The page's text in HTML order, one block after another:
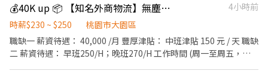
$275~285H ✅楊梅倉(休日一) 晚班18:00~03:00$260~270/H 晚8班
20:00~05:00 $280~285/H 大夜班00:00~09:00 $275~300/H ✅高鐵
$215~230/H 大夜班00:00-09:00 $275~290/H ✅威獅倉(排休) 早班
07:00-16:00 $215~230/H 早班08:00-17:00 $215~230/H 晚4班
16:00-01:00 $270/H~280/H 夜10班22:00-07:00 $275~290/H 排
夜班20:00-05:30 加班06:00-08:00 ---------------------------------
--------- ▪️交通車: 桃園高鐵 民權西路捷運站 ▪️提供日領、週領 ▪️
無經驗可，工作內容簡易好上手 ▪️免費供餐、免無塵服 ▪️書審報名
快速上工、長期穩定 ▪️提供員工宿舍免押金免水電 -----------------
------------------------ #桃園 #八德 #大南 #日領現金 #立即上工 📲
💰40K up 📦 【知名外商物流】無塵室技術人員
4小時前
時薪$230 ~ $250
桃園市大園區
職缺一 薪資待遇： 40,000 /月 豐厚津貼： 中班津貼 150 元 / 天 職缺
二 薪資待遇： 早班250/H；晚班270/H 工作時間 (周一至周五，固